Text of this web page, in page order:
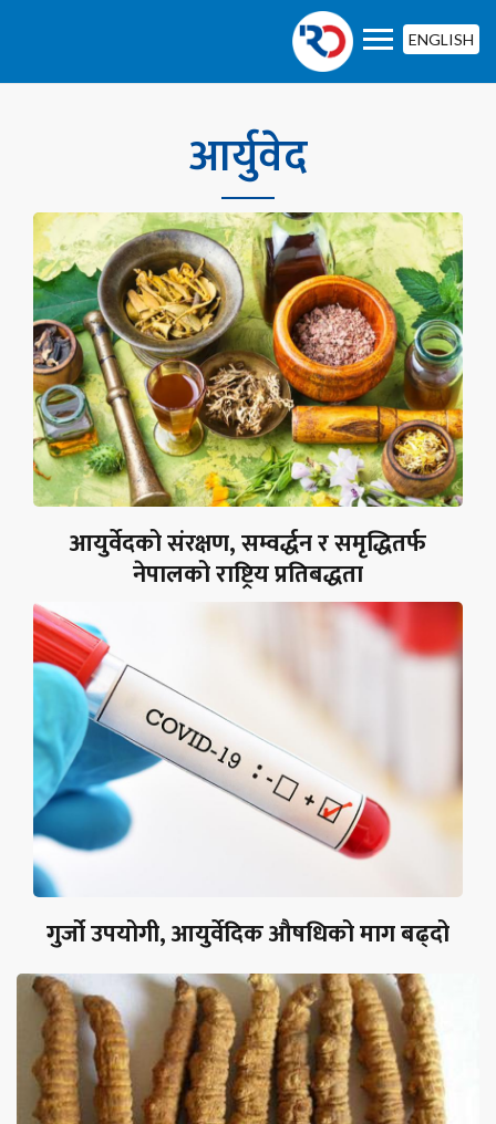
ENGLISH
आर्युवेद
आयुर्वेदको संरक्षण, सम्वर्द्धन र समृद्धितर्फ
नेपालको राष्ट्रिय प्रतिबद्धता
गुर्जो उपयोगी, आयुर्वेदिक औषधिको माग बढ्दो